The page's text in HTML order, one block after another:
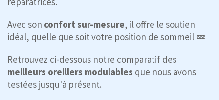
Avec son confort sur-mesure, il offre le soutien
idéal, quelle que soit votre position de sommeil 💤
Retrouvez ci-dessous notre comparatif des
meilleurs oreillers modulables que nous avons
testées jusqu'à présent.